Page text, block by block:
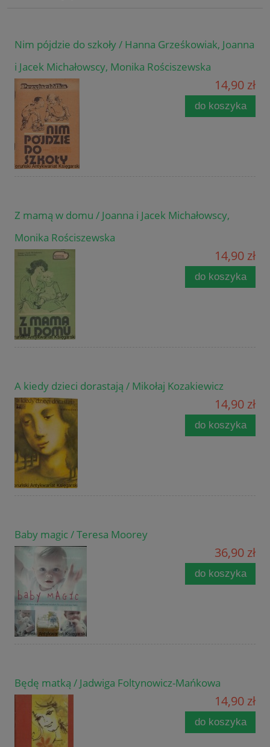
Nim pójdzie do szkoły / Hanna Grześkowiak, Joanna
i Jacek Michałowscy, Monika Rościszewska
14,90 zł
do koszyka
Z mamą w domu / Joanna i Jacek Michałowscy,
Monika Rościszewska
14,90 zł
do koszyka
A kiedy dzieci dorastają / Mikołaj Kozakiewicz
14,90 zł
do koszyka
Baby magic / Teresa Moorey
36,90 zł
do koszyka
Będę matką / Jadwiga Foltynowicz-Mańkowa
14,90 zł
do koszyka